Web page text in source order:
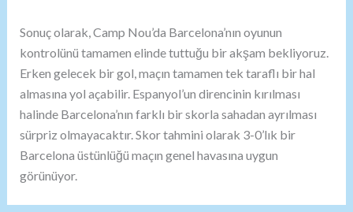
Sonuç olarak, Camp Nou’da Barcelona’nın oyunun
kontrolünü tamamen elinde tuttuğu bir akşam bekliyoruz.
Erken gelecek bir gol, maçın tamamen tek taraflı bir hal
almasına yol açabilir. Espanyol’un direncinin kırılması
halinde Barcelona’nın farklı bir skorla sahadan ayrılması
sürpriz olmayacaktır. Skor tahmini olarak 3-0’lık bir
Barcelona üstünlüğü maçın genel havasına uygun
görünüyor.